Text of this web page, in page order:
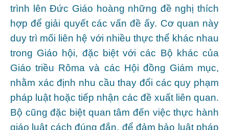
trình lên Đức Giáo hoàng những đề nghị thích
hợp để giải quyết các vấn đề ấy. Cơ quan này
duy trì mối liên hệ với nhiều thực thể khác nhau
trong Giáo hội, đặc biệt với các Bộ khác của
Giáo triều Rôma và các Hội đồng Giám mục,
nhằm xác định nhu cầu thay đổi các quy phạm
pháp luật hoặc tiếp nhận các đề xuất liên quan.
Bộ cũng đặc biệt quan tâm đến việc thực hành
giáo luật cách đúng đắn, để đảm bảo luật pháp